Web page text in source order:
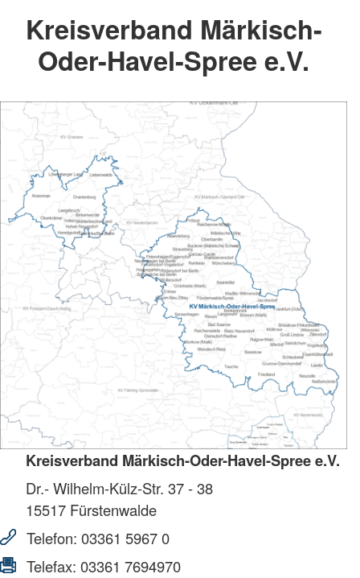
Kreisverband Märkisch-
Oder-Havel-Spree e.V.
Kreisverband Märkisch-Oder-Havel-Spree e.V.
Dr.- Wilhelm-Külz-Str. 37 - 38
15517 Fürstenwalde
Telefon: 03361 5967 0
Telefax: 03361 7694970